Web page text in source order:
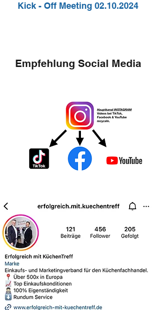
Kick - Off Meeting 02.10.2024
Empfehlung Social Media